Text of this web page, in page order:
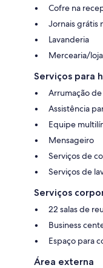
Cofre na
Jornais grátis
Lavanderia
Mercearia/
Serviços para
Arrumação
Assistência
Equipe
Mensageiro
Serviços de
Serviços de
Serviços
22 salas de
Business
Espaço para
Área externa